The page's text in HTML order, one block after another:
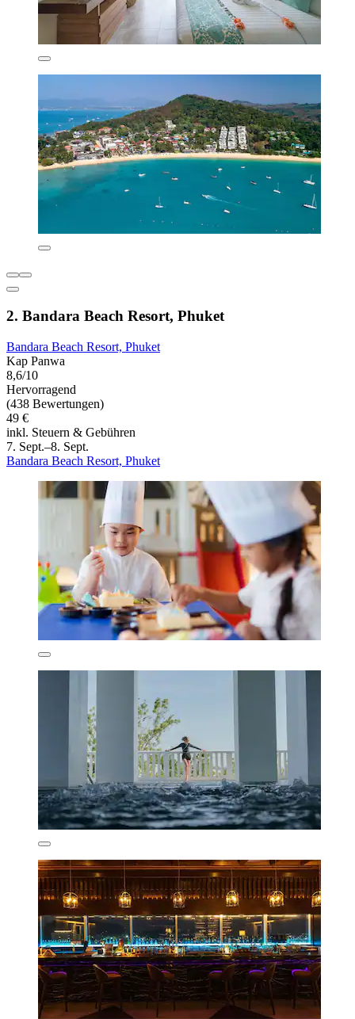
2. Bandara Beach Resort, Phuket
Bandara Beach Resort, Phuket
Kap Panwa
8,6/10
Hervorragend
(438 Bewertungen)
49 €
inkl. Steuern & Gebühren
7. Sept.–8. Sept.
Bandara Beach Resort, Phuket